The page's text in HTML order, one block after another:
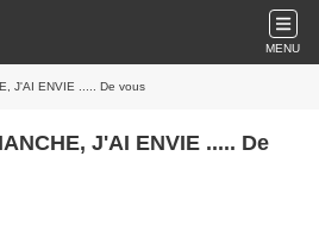
MENU
J'AI ENVIE ..... De vous
J'AI ENVIE ..... De